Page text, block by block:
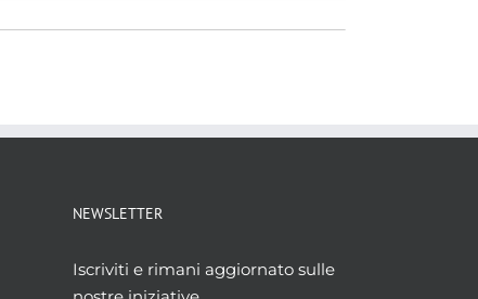
NEWSLETTER
Iscriviti e rimani aggiornato sulle